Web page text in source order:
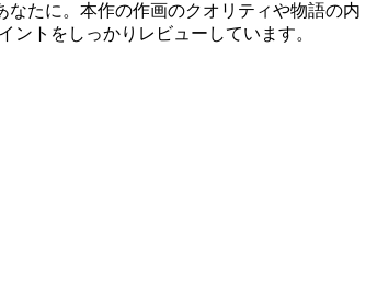
たに。本作の作画のクオリティや物語の内
トをしっかりレビューしています。